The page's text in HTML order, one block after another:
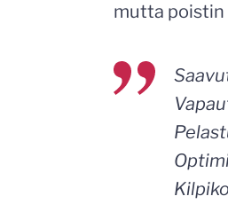
mutta poistin